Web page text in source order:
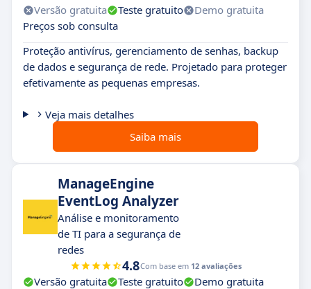
Versão gratuita Teste gratuito
Demo gratuita
Preços sob consulta
Proteção antivírus, gerenciamento de senhas, backup
de dados e segurança de rede. Projetado para proteger
efetivamente as pequenas empresas.
Veja mais detalhes
Saiba mais
ManageEngine
EventLog Analyzer
Análise e monitoramento
de TI para a segurança de
redes
4.8Com base em 12 avaliações
Versão gratuita Teste gratuito
Demo gratuita